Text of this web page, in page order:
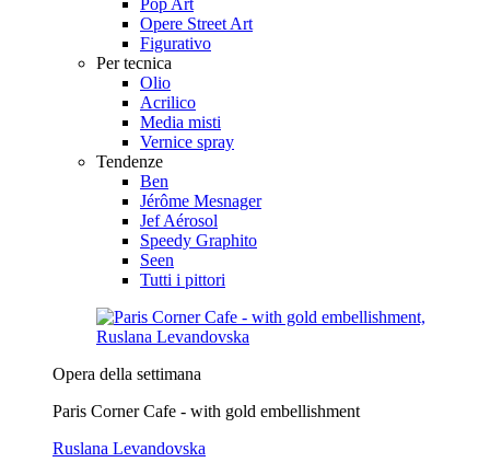
Opere Street Art
Figurativo
Per tecnica
Olio
Acrilico
Media misti
Vernice spray
Tendenze
Ben
Jérôme Mesnager
Jef Aérosol
Speedy Graphito
Seen
Tutti i pittori
Opera della settimana
Paris Corner Cafe - with gold embellishment
Ruslana Levandovska